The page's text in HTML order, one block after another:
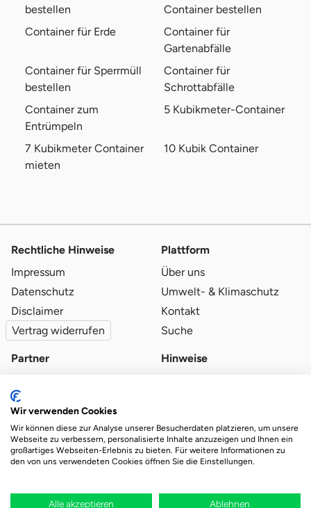
bestellen
Container bestellen
Container für Erde
Container für
Gartenabfälle
Container für Sperrmüll
bestellen
Container für
Schrottabfälle
Container zum
Entrümpeln
5 Kubikmeter-Container
7 Kubikmeter Container
mieten
10 Kubik Container
Rechtliche Hinweise
Impressum
Datenschutz
Disclaimer
Vertrag widerrufen
Plattform
Über uns
Umwelt- & Klimaschutz
Kontakt
Suche
Partner
Qualitätsvoraussetzungen
Partner-Login
Hinweise
Das Ökosystem für beste Ver- und Entsorgung
Durch deine Bestellung wird regional aufgeforstet
Wir verwenden Cookies
Wir können diese zur Analyse unserer Besucherdaten platzieren, um unsere
Webseite zu verbessern, personalisierte Inhalte anzuzeigen und Ihnen ein
großartiges Webseiten-Erlebnis zu bieten. Für weitere Informationen zu
den von uns verwendeten Cookies öffnen Sie die Einstellungen.
Alle akzeptieren Ablehnen